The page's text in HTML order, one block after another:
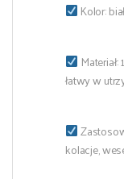
Kolor:
łatwy w
kolacje,